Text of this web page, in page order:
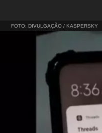
FOTO: DIVULGAÇÃO / KASPERSKY